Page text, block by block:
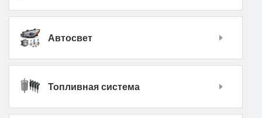
Автосвет
Топливная система